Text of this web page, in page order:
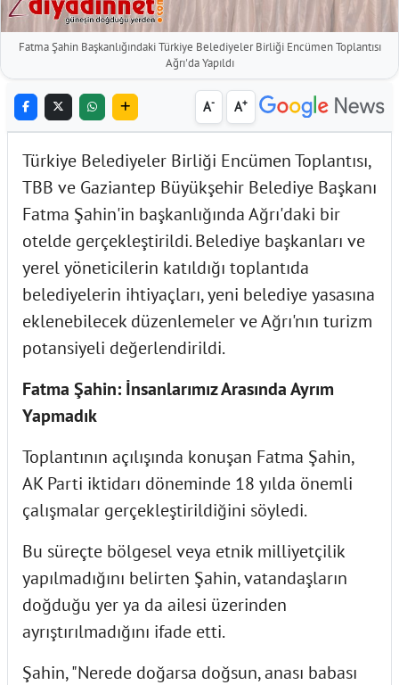
Fatma Şahin Başkanlığındaki Türkiye Belediyeler Birliği Encümen Toplantısı
Ağrı'da Yapıldı
A- A+
Türkiye Belediyeler Birliği Encümen Toplantısı,
TBB ve Gaziantep Büyükşehir Belediye Başkanı
Fatma Şahin'in başkanlığında Ağrı'daki bir
otelde gerçekleştirildi. Belediye başkanları ve
yerel yöneticilerin katıldığı toplantıda
belediyelerin ihtiyaçları, yeni belediye yasasına
eklenebilecek düzenlemeler ve Ağrı'nın turizm
potansiyeli değerlendirildi.
Fatma Şahin: İnsanlarımız Arasında Ayrım
Yapmadık
Toplantının açılışında konuşan Fatma Şahin,
AK Parti iktidarı döneminde 18 yılda önemli
çalışmalar gerçekleştirildiğini söyledi.
Bu süreçte bölgesel veya etnik milliyetçilik
yapılmadığını belirten Şahin, vatandaşların
doğduğu yer ya da ailesi üzerinden
ayrıştırılmadığını ifade etti.
Şahin, "Nerede doğarsa doğsun, anası babası